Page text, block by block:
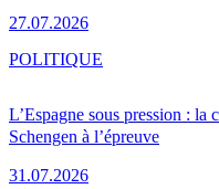
27.07.2026
L’Espagne sous pression : la
Schengen à l’épreuve
31.07.2026
POLITIQUE